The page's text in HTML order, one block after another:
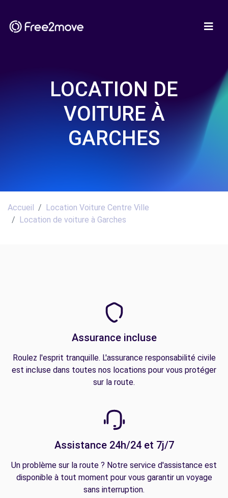
LOCATION DE
VOITURE À
GARCHES
Accueil
Location Voiture Centre Ville
Location de voiture à Garches
Assurance incluse
Roulez l'esprit tranquille. L'assurance responsabilité civile
est incluse dans toutes nos locations pour vous protéger
sur la route.
Assistance 24h/24 et 7j/7
Un problème sur la route ? Notre service d'assistance est
disponible à tout moment pour vous garantir un voyage
sans interruption.